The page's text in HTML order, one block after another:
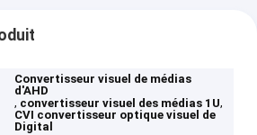
Convertisseur visuel de médias
d'AHD
, convertisseur visuel des médias 1U,
CVI convertisseur optique visuel de
Digital